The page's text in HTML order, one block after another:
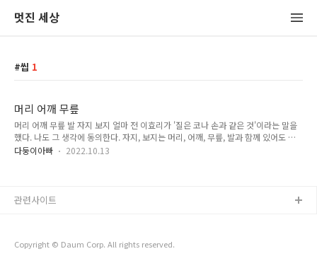
멋진 세상
씹 1
머리 어깨 무릎
머리 어깨 무릎 발 자지 보지 얼마 전 이효리가 '질은 코나 손과 같은 것'이라는 말을
했다. 나도 그 생각에 동의한다. 자지, 보지는 머리, 어깨, 무릎, 발과 함께 있어도 어
색하지 않은 말이다. 우리가 그렇게 쓰지 않아서 낯설 뿐이다. 그냥 낯설고 말면 괜찮
은 방송에서 '질'이라는 말이 나오는 게 불편하다는 좆같은 소리를 한다. 주변에서 욕
다둥이아빠 2022.10.13
Copyright © Daum Corp. All rights reserved.
관련사이트